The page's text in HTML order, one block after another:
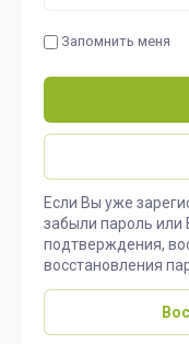
Запомнить меня
Если Вы уже
забыли пароль
подтверждения,
восстановления